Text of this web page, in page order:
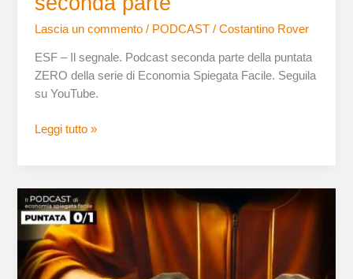
Lascia un commento / PODCAST /Costantino Rover
ESF – Il segnale. Podcast seconda parte della puntata
ZERO della serie di Economia Spiegata Facile. Seguila
su YouTube.
Leggi tutto »
ESF
–
segnale.
Podcast